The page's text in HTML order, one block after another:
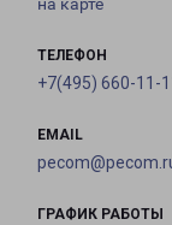
на карте
ТЕЛЕФОН
+7(495) 660-11-
EMAIL
ГРАФИК РАБОТЫ